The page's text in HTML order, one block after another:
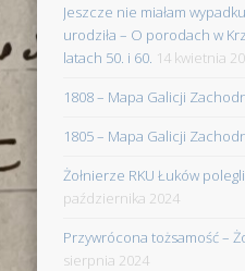
Jeszcze nie miałam
urodziła – O porodach w
latach 50. i 60. 14 kwietnia
1808 – Mapa Galicji
1805 – Mapa Galicji
Żołnierze RKU Łuków
października 2024
Przywrócona tożsamość –
sierpnia 2024